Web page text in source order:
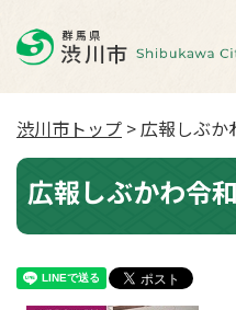
渋川市トップ > 広報しぶ
広報しぶかわ令